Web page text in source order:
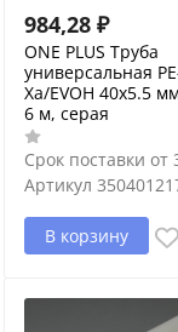
984,28 ₽
ONE PLUS Труба
универсальная
Xa/EVOH 40x5.5
6 м, серая
Срок поставки от
Артикул
В корзину